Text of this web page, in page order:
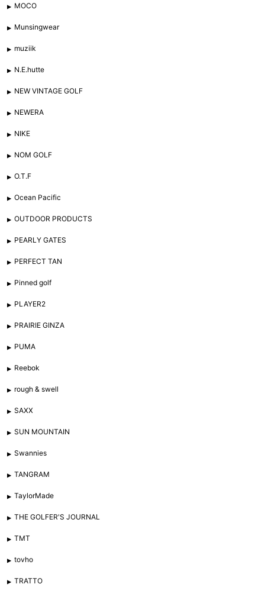
MOCO
Munsingwear
muziik
N.E.hutte
NEW VINTAGE GOLF
NEWERA
NIKE
NOM GOLF
O.T.F
Ocean Pacific
OUTDOOR PRODUCTS
PEARLY GATES
PERFECT TAN
Pinned golf
PLAYER2
PRAIRIE GINZA
PUMA
Reebok
rough & swell
SAXX
SUN MOUNTAIN
Swannies
TANGRAM
TaylorMade
THE GOLFER'S JOURNAL
TMT
tovho
TRATTO